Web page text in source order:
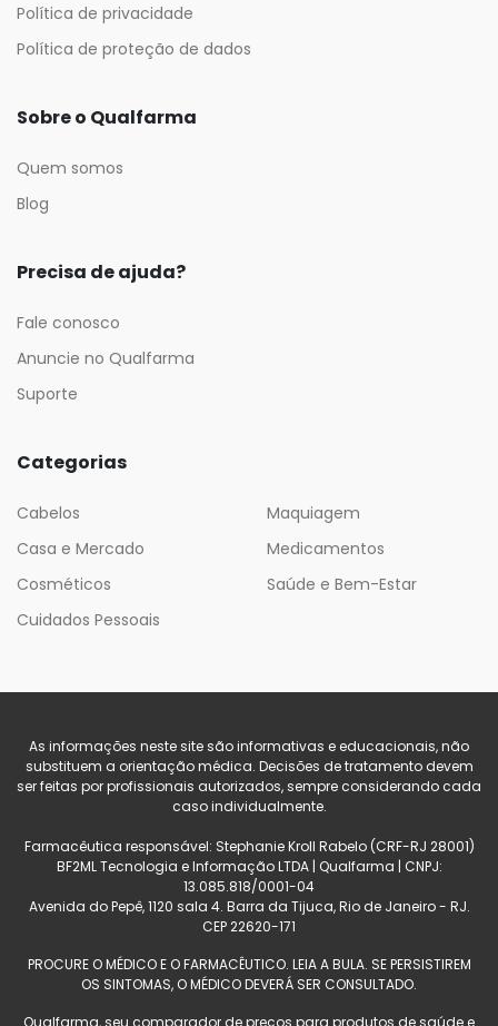
Política de privacidade
Política de proteção de dados
Sobre o Qualfarma
Quem somos
Blog
Precisa de ajuda?
Fale conosco
Anuncie no Qualfarma
Suporte
Categorias
Cabelos
Casa e Mercado
Cosméticos
Cuidados Pessoais
Maquiagem
Medicamentos
Saúde e Bem-Estar
As informações neste site são informativas e educacionais, não
substituem a orientação médica. Decisões de tratamento devem
ser feitas por profissionais autorizados, sempre considerando cada
caso individualmente.
Farmacêutica responsável: Stephanie Kroll Rabelo (CRF-RJ 28001)
BF2ML Tecnologia e Informação LTDA | Qualfarma | CNPJ:
13.085.818/0001-04
Avenida do Pepê, 1120 sala 4. Barra da Tijuca, Rio de Janeiro - RJ.
CEP 22620-171
PROCURE O MÉDICO E O FARMACÊUTICO. LEIA A BULA. SE PERSISTIREM
OS SINTOMAS, O MÉDICO DEVERÁ SER CONSULTADO.
Qualfarma, seu comparador de preços para produtos de saúde e